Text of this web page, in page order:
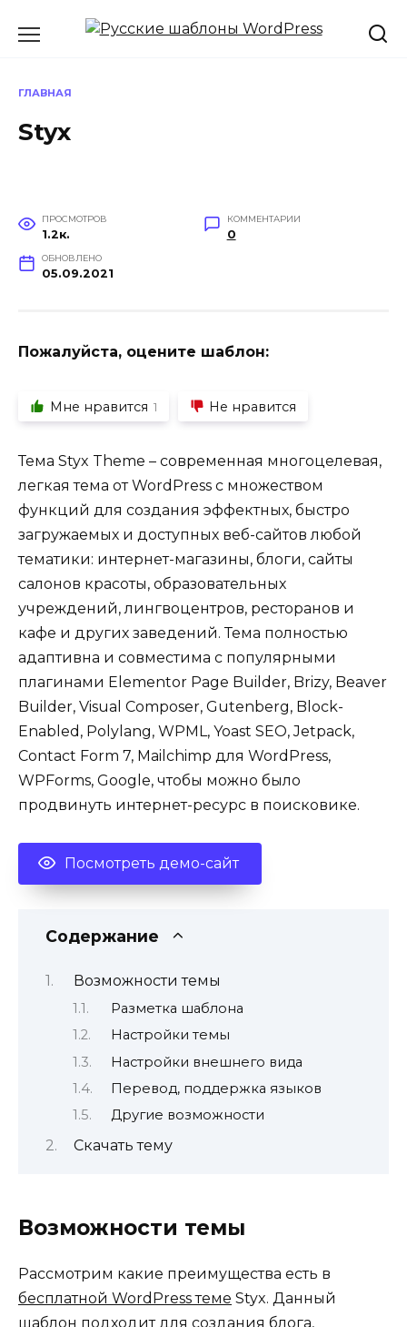
ГЛАВНАЯ
Styx
ПРОСМОТРОВ
1.2к.
КОММЕНТАРИИ
0
ОБНОВЛЕНО
05.09.2021
Пожалуйста, оцените шаблон:
Мне нравится 1 Не нравится
Тема Styx Theme – современная многоцелевая,
легкая тема от WordPress с множеством
функций для создания эффектных, быстро
загружаемых и доступных веб-сайтов любой
тематики: интернет-магазины, блоги, сайты
салонов красоты, образовательных
учреждений, лингвоцентров, ресторанов и
кафе и других заведений. Тема полностью
адаптивна и совместима с популярными
плагинами Elementor Page Builder, Brizy, Beaver
Builder, Visual Composer, Gutenberg, Block-
Enabled, Polylang, WPML, Yoast SEO, Jetpack,
Contact Form 7, Mailchimp для WordPress,
WPForms, Google, чтобы можно было
продвинуть интернет-ресурс в поисковике.
Посмотреть демо-сайт
Содержание
Возможности темы
Разметка шаблона
Настройки темы
Настройки внешнего вида
Перевод, поддержка языков
Другие возможности
Скачать тему
Возможности темы
Рассмотрим какие преимущества есть в
бесплатной WordPress теме Styx. Данный
шаблон подходит для создания блога,